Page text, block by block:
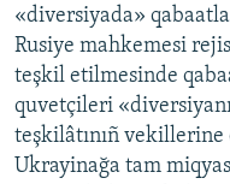
«diversiyada»
Rusiye mahkemesi
teşkil etilmesinde
quvetçileri
teşkilâtınıñ
Ukrayinağa tam